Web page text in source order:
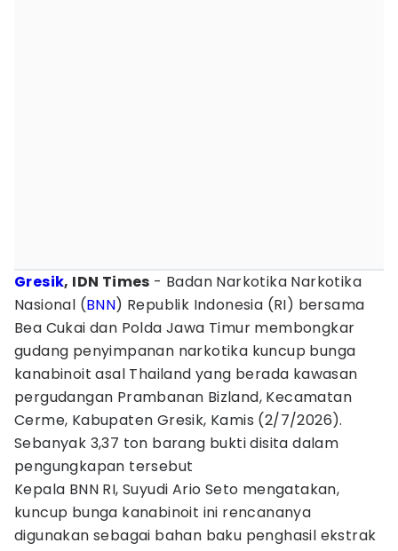
Gresik, IDN Times - Badan Narkotika Narkotika
Nasional (BNN) Republik Indonesia (RI) bersama
Bea Cukai dan Polda Jawa Timur membongkar
gudang penyimpanan narkotika kuncup bunga
kanabinoit asal Thailand yang berada kawasan
pergudangan Prambanan Bizland, Kecamatan
Cerme, Kabupaten Gresik, Kamis (2/7/2026).
Sebanyak 3,37 ton barang bukti disita dalam
pengungkapan tersebut
Kepala BNN RI, Suyudi Ario Seto mengatakan,
kuncup bunga kanabinoit ini rencananya
digunakan sebagai bahan baku penghasil ekstrak